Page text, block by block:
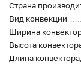
Страна
Вид конвекции
Ширина
Высота
Длина